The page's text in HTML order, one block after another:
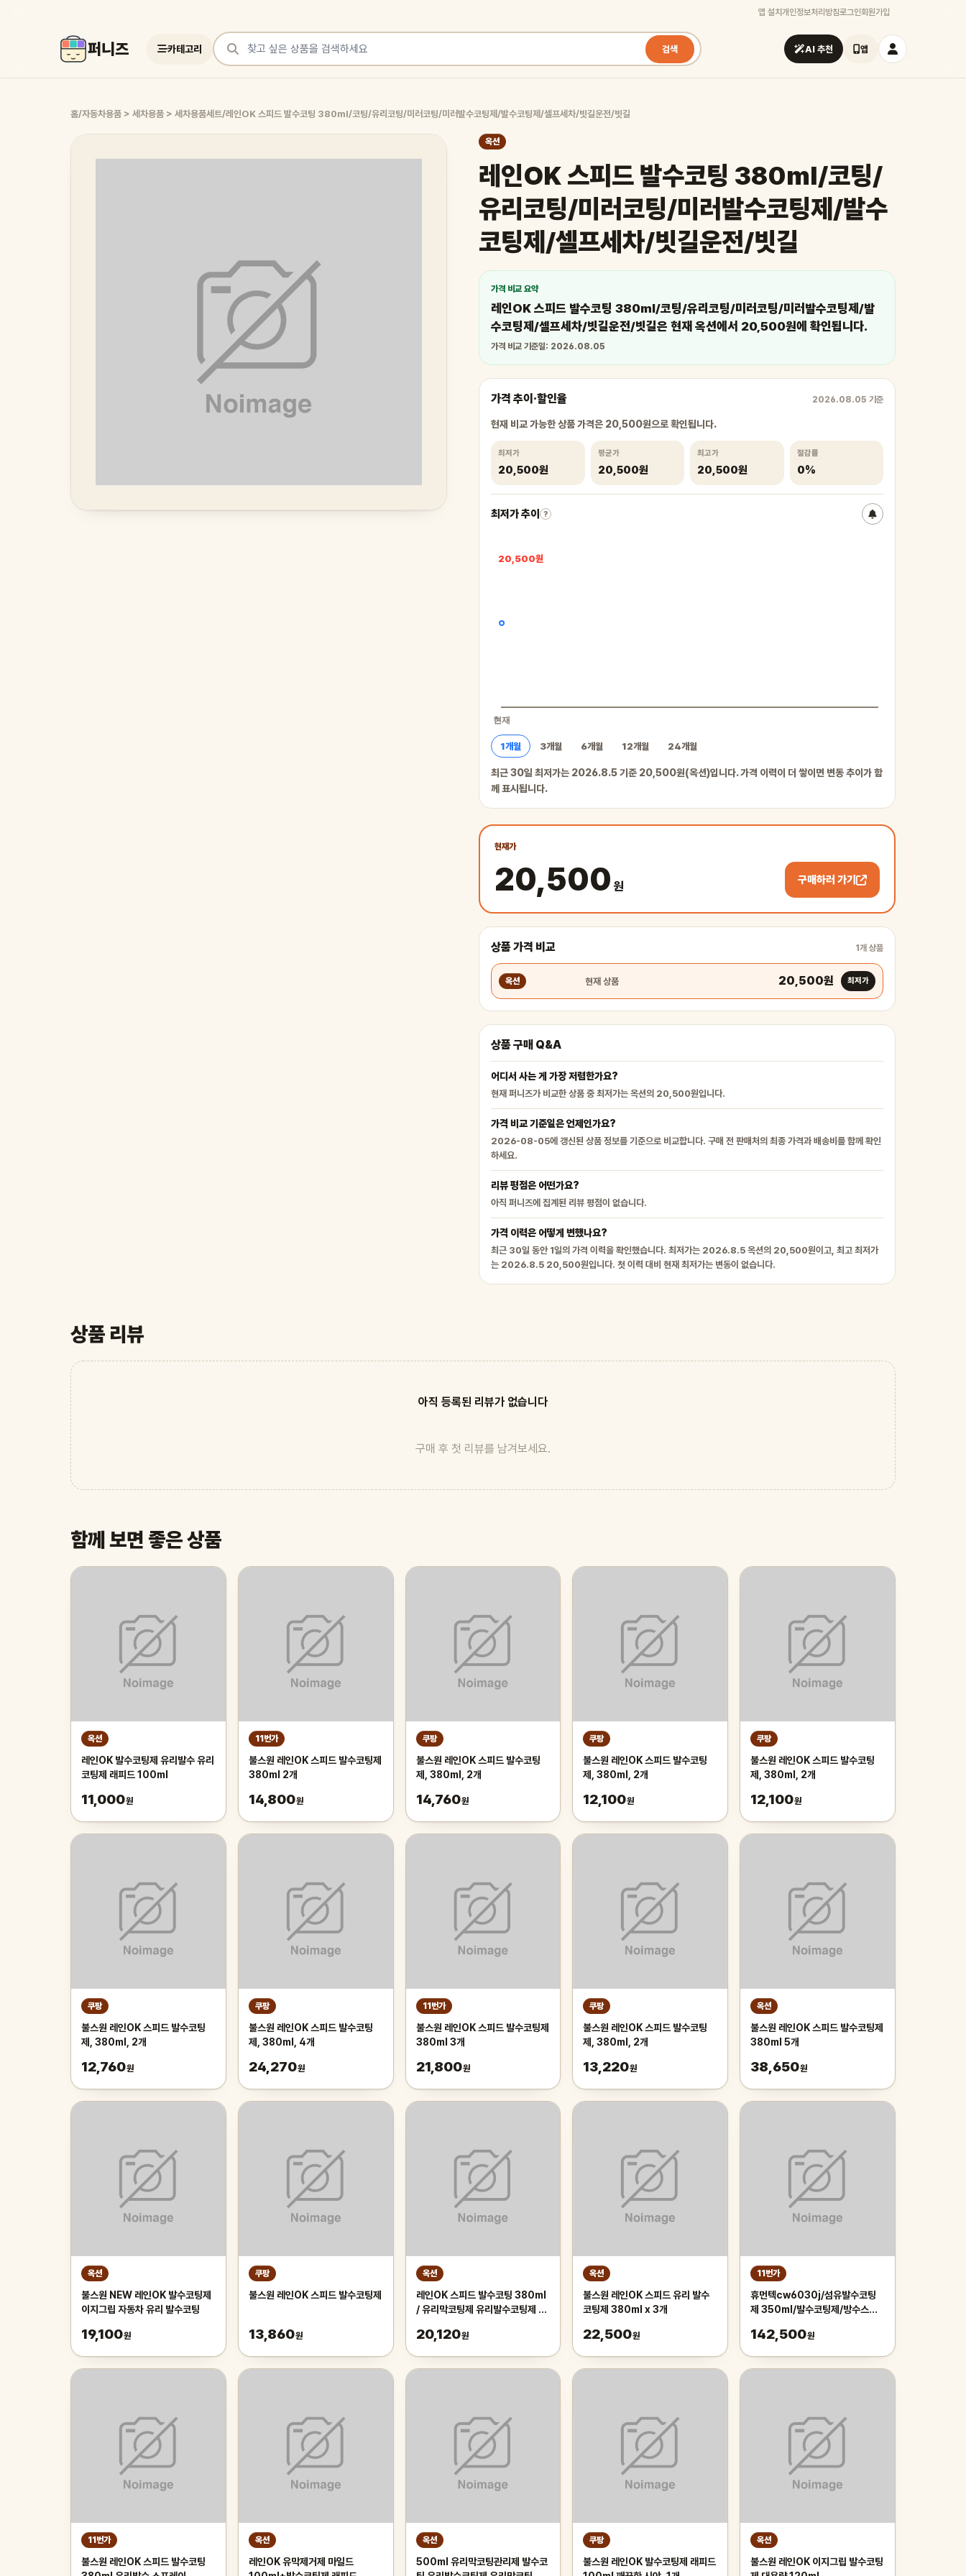
앱 설치 개인정보처리방침로그인회원가입
퍼니즈 카테고리
상품 검색
검색 AI 추천 앱
홈/자동차용품 > 세차용품 > 세차용품세트/레인OK 스피드 발수코팅 380ml/코팅/유리코팅/미러코팅/미러발수코팅제/발수코팅제/셀프세차/빗길운전/빗길
옥션
레인OK 스피드 발수코팅 380ml/코팅/
유리코팅/미러코팅/미러발수코팅제/발수
코팅제/셀프세차/빗길운전/빗길
가격 비교 요약
레인OK 스피드 발수코팅 380ml/코팅/유리코팅/미러코팅/미러발수코팅제/발
수코팅제/셀프세차/빗길운전/빗길은 현재 옥션에서 20,500원에 확인됩니다.
가격 비교 기준일: 2026.08.05
가격 추이·할인율 2026.08.05 기준
현재 비교 가능한 상품 가격은 20,500원으로 확인됩니다.
최저가
20,500원
평균가
20,500원
최고가
20,500원
절감률
0%
최저가 추이 ?
20,500원
1개월 3개월 6개월 12개월 24개월
최근 30일 최저가는 2026.8.5 기준 20,500원(옥션)입니다. 가격 이력이 더 쌓이면 변동 추이가 함
께 표시됩니다.
현재가
20,500 원 구매하러 가기
상품 가격 비교 1개 상품
옥션 현재 상품 20,500원 최저가
상품 구매 Q&A
어디서 사는 게 가장 저렴한가요?
현재 퍼니즈가 비교한 상품 중 최저가는 옥션의 20,500원입니다.
가격 비교 기준일은 언제인가요?
2026-08-05에 갱신된 상품 정보를 기준으로 비교합니다. 구매 전 판매처의 최종 가격과 배송비를 함께 확인
하세요.
리뷰 평점은 어떤가요?
아직 퍼니즈에 집계된 리뷰 평점이 없습니다.
가격 이력은 어떻게 변했나요?
최근 30일 동안 1일의 가격 이력을 확인했습니다. 최저가는 2026.8.5 옥션의 20,500원이고, 최고 최저가
는 2026.8.5 20,500원입니다. 첫 이력 대비 현재 최저가는 변동이 없습니다.
상품 리뷰
아직 등록된 리뷰가 없습니다
구매 후 첫 리뷰를 남겨보세요.
함께 보면 좋은 상품
옥션
레인OK 발수코팅제 유리발수 유리
코팅제 래피드 100ml
11,000원
11번가
불스원 레인OK 스피드 발수코팅제
380ml 2개
14,800원
쿠팡
불스원 레인OK 스피드 발수코팅
제, 380ml, 2개
14,760원
쿠팡
불스원 레인OK 스피드 발수코팅
제, 380ml, 2개
12,100원
쿠팡
불스원 레인OK 스피드 발수코팅
제, 380ml, 2개
12,100원
쿠팡
불스원 레인OK 스피드 발수코팅
제, 380ml, 2개
12,760원
쿠팡
불스원 레인OK 스피드 발수코팅
제, 380ml, 4개
24,270원
11번가
불스원 레인OK 스피드 발수코팅제
380ml 3개
21,800원
쿠팡
불스원 레인OK 스피드 발수코팅
제, 380ml, 2개
13,220원
옥션
불스원 레인OK 스피드 발수코팅제
380ml 5개
38,650원
옥션
불스원 NEW 레인OK 발수코팅제
이지그립 자동차 유리 발수코팅
19,100원
쿠팡
불스원 레인OK 스피드 발수코팅제
13,860원
옥션
레인OK 스피드 발수코팅 380ml
/ 유리막코팅제 유리발수코팅제 자
제
20,120원
옥션
불스원 레인OK 스피드 유리 발수
코팅제 380ml x 3개
22,500원
11번가
휴먼텍cw6030j/섬유발수코팅
제 350ml/발수코팅제/방수스프
음)
142,500원
11번가
불스원 레인OK 스피드 발수코팅
옥션
레인OK 유막제거제 마일드
옥션
500ml 유리막코팅관리제 발수코
쿠팡
불스원 레인OK 발수코팅제 래피드
옥션
불스원 레인OK 이지그립 발수코팅